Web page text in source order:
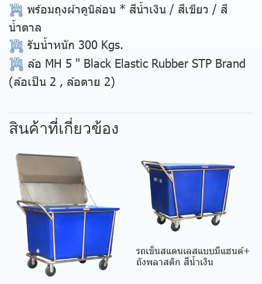
พร้อมถุงผ้าคูนิล่อน * สีน้ำเงิน / สีเขียว / สี
น้ำตาล
รับน้ำหนัก 300 Kgs.
ล้อ MH 5 " Black Elastic Rubber STP Brand
(ล้อเป็น 2 , ล้อตาย 2)
สินค้าที่เกี่ยวข้อง
รถเข็นสแตนเลสแบบมีแฮนด์+
ถังพลาสติก สีน้ำเงิน